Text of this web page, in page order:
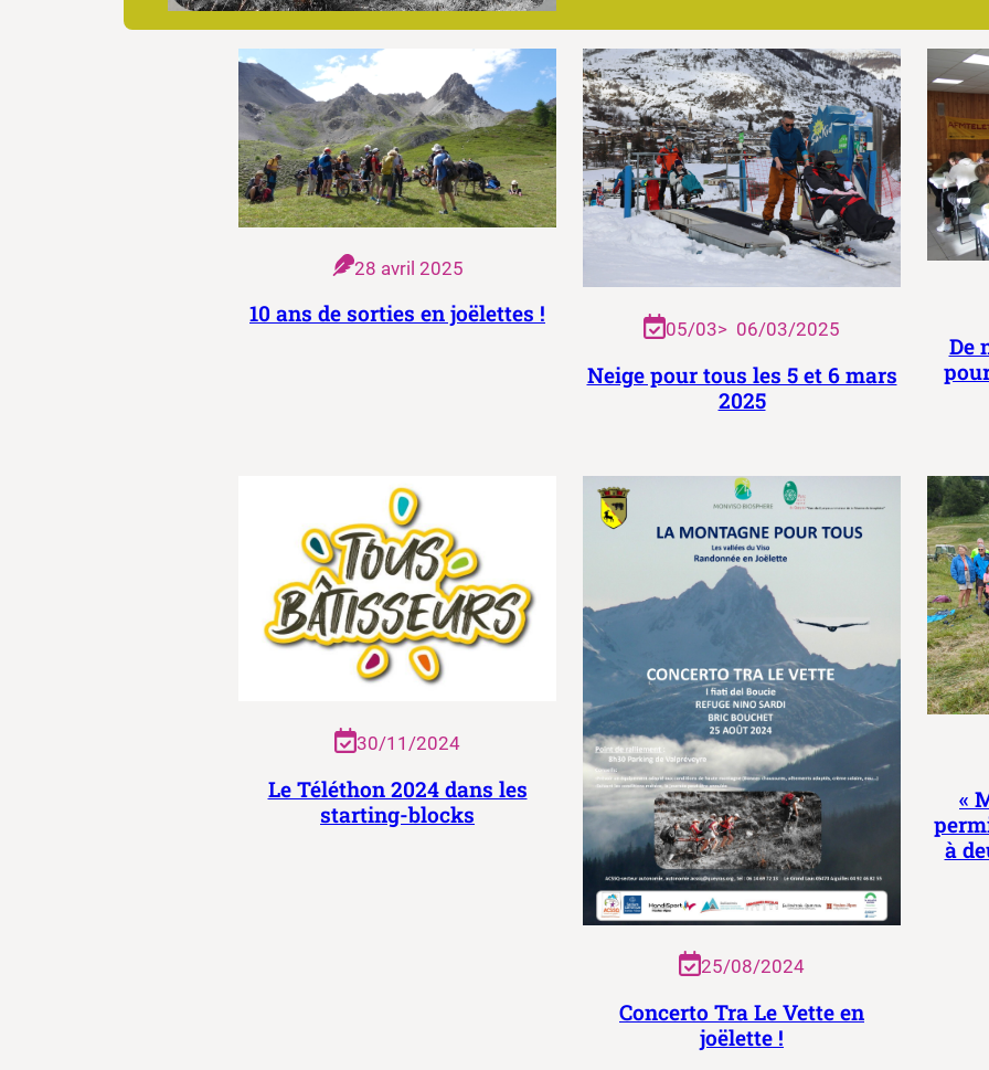
28 avril 2025
10 ans de sorties en joëlettes !
05/03> 06/03/2025
Neige pour tous les 5 et 6 mars
2025
De
30/11/2024
Le Téléthon 2024 dans les
starting-blocks
25/08/2024
Concerto Tra Le Vette en
joëlette !
«
à